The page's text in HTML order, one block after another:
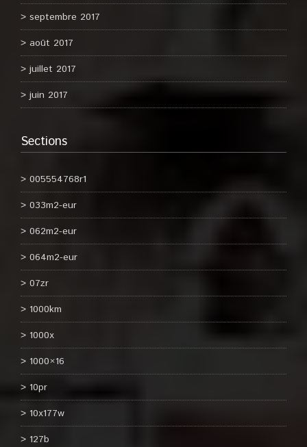
septembre 2017
août 2017
juillet 2017
juin 2017
Sections
005554768r1
033m2-eur
062m2-eur
064m2-eur
07zr
1000km
1000x
1000×16
10pr
10x177w
127b